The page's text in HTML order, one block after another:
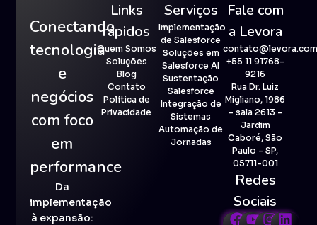
Conectando
tecnologia
e
negócios
com foco
em
performance
Da
implementação
à expansão:
Links
rápidos
Quem Somos
Soluções
Blog
Contato
Política de
Privacidade
Serviços
Implementação
de Salesforce
Soluções em
Salesforce AI
Sustentação
Salesforce
Integração de
Sistemas
Automação de
Jornadas
Fale com
a Levora
+55 11 91768-
9216
Rua Dr. Luiz
Migliano, 1986
- sala 2613 -
Jardim
Caboré, São
Paulo - SP,
05711-001
Redes
Sociais